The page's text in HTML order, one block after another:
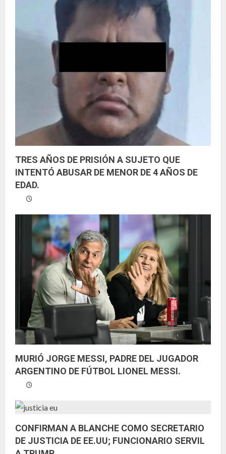
TRES AÑOS DE PRISIÓN A SUJETO QUE
INTENTÓ ABUSAR DE MENOR DE 4 AÑOS DE
EDAD.
MURIÓ JORGE MESSI, PADRE DEL JUGADOR
ARGENTINO DE FÚTBOL LIONEL MESSI.
CONFIRMAN A BLANCHE COMO SECRETARIO
DE JUSTICIA DE EE.UU; FUNCIONARIO SERVIL